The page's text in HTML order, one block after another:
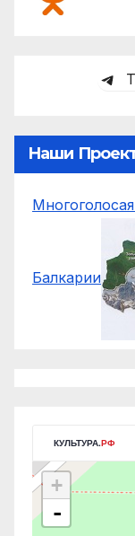
Наши
Балкарии